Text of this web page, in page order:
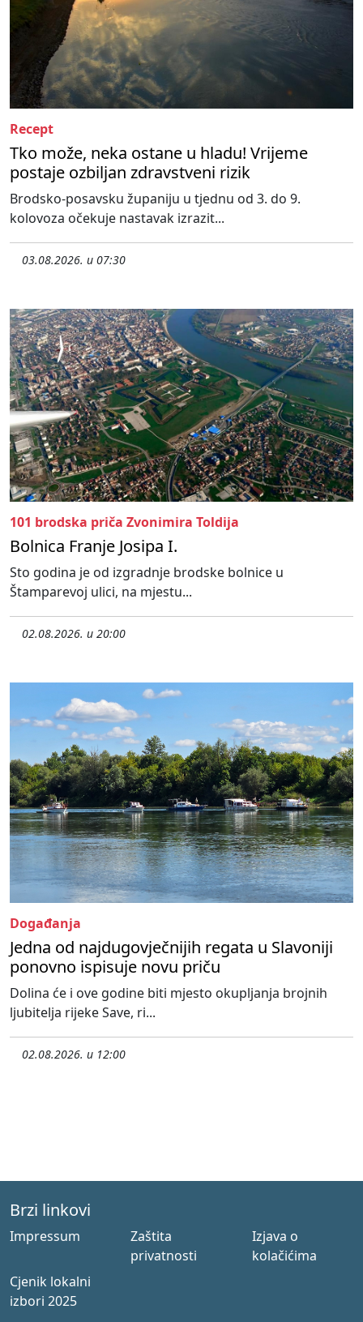
Recept
Tko može, neka ostane u hladu! Vrijeme
postaje ozbiljan zdravstveni rizik
Brodsko-posavsku županiju u tjednu od 3. do 9.
kolovoza očekuje nastavak izrazit...
03.08.2026. u 07:30
101 brodska priča Zvonimira Toldija
Bolnica Franje Josipa I.
Sto godina je od izgradnje brodske bolnice u
Štamparevoj ulici, na mjestu...
02.08.2026. u 20:00
Događanja
Jedna od najdugovječnijih regata u Slavoniji
ponovno ispisuje novu priču
Dolina će i ove godine biti mjesto okupljanja brojnih
ljubitelja rijeke Save, ri...
02.08.2026. u 12:00
Brzi linkovi
Impressum
Zaštita
privatnosti
Izjava o
kolačićima
Cjenik lokalni
izbori 2025